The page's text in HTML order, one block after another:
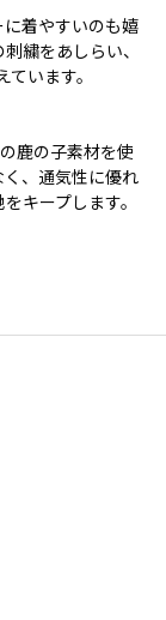
着やすいのも嬉
繍をあしらい、
います。
鹿の子素材を使
、通気性に優れ
キープします。